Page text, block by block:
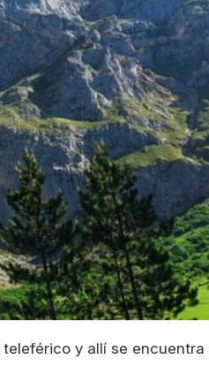
y allí se encuentra